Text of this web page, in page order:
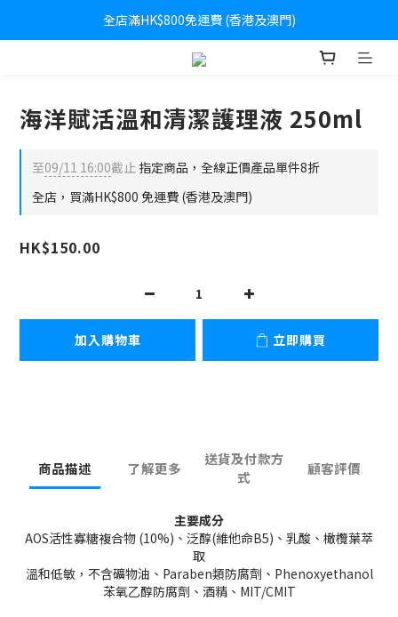
低至65折 | 全線正價產品單件8折
全店滿HK$800免運費 (香港及澳門)
低至65折 | 全線正價產品單件8折
海洋賦活溫和清潔護理液 250ml
至09/11 16:00截止 指定商品，全線正價產品單件8折
全店，買滿HK$800 免運費 (香港及澳門)
HK$150.00
加入購物車 立即購買
商品描述 了解更多
送貨及付款方
式
顧客評價
主要成分
AOS活性寡糖複合物 (10%)、泛醇(維他命B5)、乳酸、橄欖葉萃
取
溫和低敏，不含礦物油、Paraben類防腐劑、Phenoxyethanol
苯氧乙醇防腐劑、酒精、MIT/CMIT